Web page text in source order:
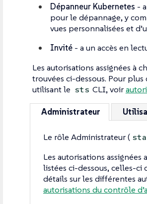
Dépanneur Kubernetes -
pour le dépannage, y
vues personnalisées et
Invité- a un accès en
Les autorisations assignées à
trouvées ci-dessous. Pour
utilisant le sts CLI, voir
Administrateur
Le rôle Administrateur (
Les autorisations
listées ci-dessous, celles-
détails sur les différentes
autorisations du contrôle